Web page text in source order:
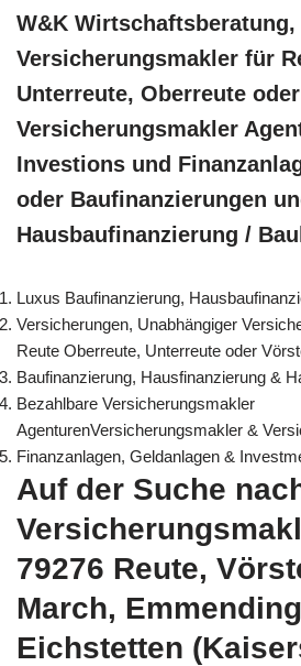
W&K Wirtschaftsberatung,
Versicherungsmakler für
Unterreute, Oberreute
Versicherungsmakler
Investions und
oder Baufinanzierungen
Hausbaufinanzierung /
Luxus Baufinanzierung,
Versicherungen, Unabhängiger
Reute Oberreute, Unterreute oder
Baufinanzierung, Hausfinanzierung &
Bezahlbare Versicherungsmakler
AgenturenVersicherungsmakler &
Finanzanlagen, Geldanlagen &
Auf der Suche
79276 Reute,
March,
Eichstetten